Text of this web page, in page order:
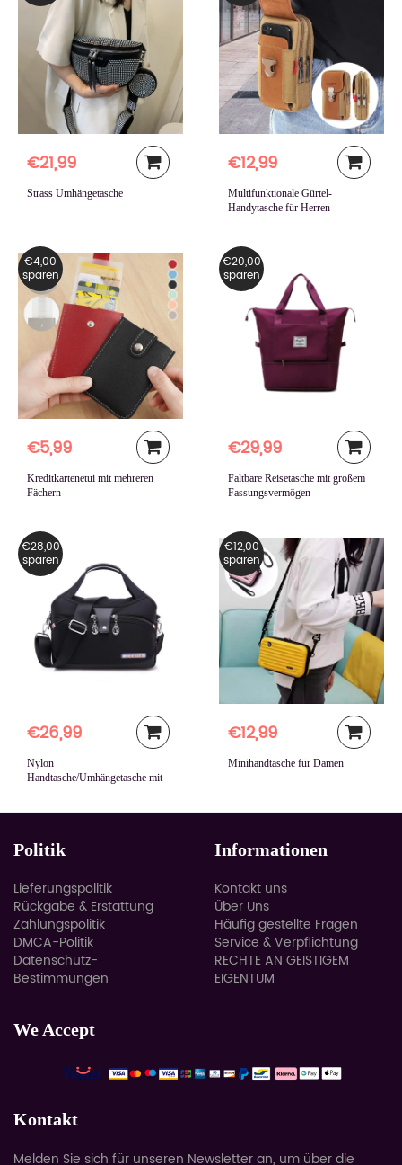
€21,99
Strass Umhängetasche
€12,99
Multifunktionale Gürtel-
Handytasche für Herren
€4,00
sparen
€5,99
Kreditkartenetui mit mehreren
Fächern
€20,00
sparen
€29,99
Faltbare Reisetasche mit großem
Fassungsvermögen
€28,00
sparen
€26,99
Nylon
Handtasche/Umhängetasche mit
€12,00
sparen
€12,99
Minihandtasche für Damen
Politik
Lieferungspolitik
Rückgabe & Erstattung
Zahlungspolitik
DMCA-Politik
Datenschutz-
Bestimmungen
Informationen
Kontakt uns
Über Uns
Häufig gestellte Fragen
Service & Verpflichtung
RECHTE AN GEISTIGEM
EIGENTUM
We Accept
Kontakt
Melden Sie sich für unseren Newsletter an, um über die